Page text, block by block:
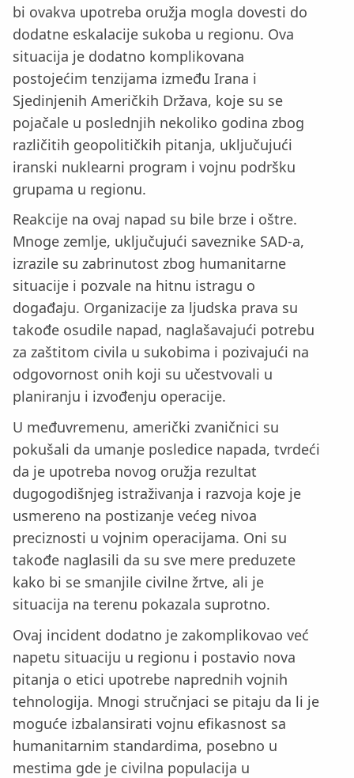
bi ovakva upotreba oružja mogla dovesti do
dodatne eskalacije sukoba u regionu. Ova
situacija je dodatno komplikovana
postojećim tenzijama između Irana i
Sjedinjenih Američkih Država, koje su se
pojačale u poslednjih nekoliko godina zbog
različitih geopolitičkih pitanja, uključujući
iranski nuklearni program i vojnu podršku
grupama u regionu.
Reakcije na ovaj napad su bile brze i oštre.
Mnoge zemlje, uključujući saveznike SAD-a,
izrazile su zabrinutost zbog humanitarne
situacije i pozvale na hitnu istragu o
događaju. Organizacije za ljudska prava su
takođe osudile napad, naglašavajući potrebu
za zaštitom civila u sukobima i pozivajući na
odgovornost onih koji su učestvovali u
planiranju i izvođenju operacije.
U međuvremenu, američki zvaničnici su
pokušali da umanje posledice napada, tvrdeći
da je upotreba novog oružja rezultat
dugogodišnjeg istraživanja i razvoja koje je
usmereno na postizanje većeg nivoa
preciznosti u vojnim operacijama. Oni su
takođe naglasili da su sve mere preduzete
kako bi se smanjile civilne žrtve, ali je
situacija na terenu pokazala suprotno.
Ovaj incident dodatno je zakomplikovao već
napetu situaciju u regionu i postavio nova
pitanja o etici upotrebe naprednih vojnih
tehnologija. Mnogi stručnjaci se pitaju da li je
moguće izbalansirati vojnu efikasnost sa
humanitarnim standardima, posebno u
mestima gde je civilna populacija u